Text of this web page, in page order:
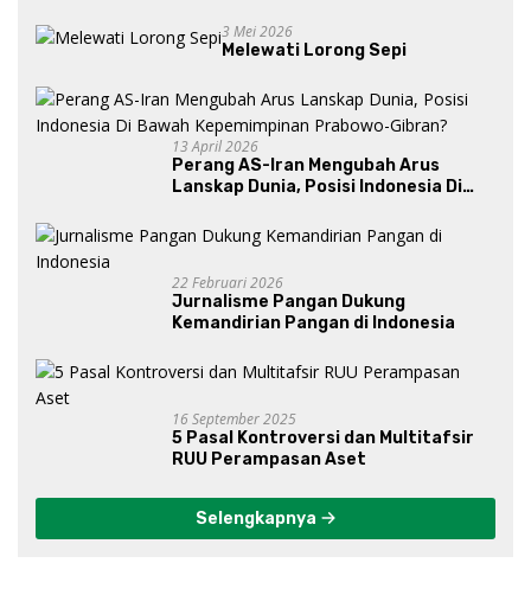
3 Mei 2026
Melewati Lorong Sepi
13 April 2026
Perang AS-Iran Mengubah Arus
Lanskap Dunia, Posisi Indonesia Di
Gibran?
22 Februari 2026
Jurnalisme Pangan Dukung
Kemandirian Pangan di Indonesia
16 September 2025
5 Pasal Kontroversi dan Multitafsir
RUU Perampasan Aset
Selengkapnya